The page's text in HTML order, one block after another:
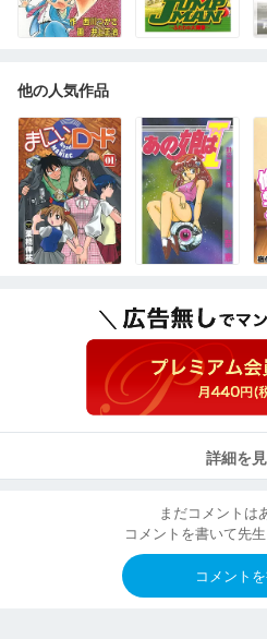
他の人気作品
詳細を
まだコメントは
コメントを書いて先
コメント